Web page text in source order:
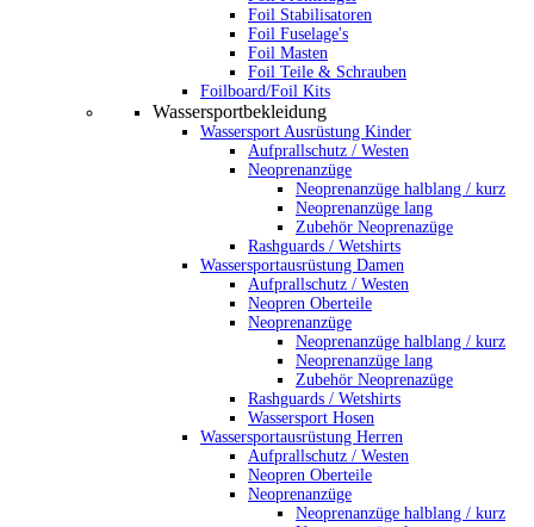
Foil Stabilisatoren
Foil Fuselage's
Foil Masten
Foil Teile & Schrauben
Foilboard/Foil Kits
Wassersportbekleidung
Wassersport Ausrüstung Kinder
Aufprallschutz / Westen
Neoprenanzüge
Neoprenanzüge halblang / kurz
Neoprenanzüge lang
Zubehör Neoprenazüge
Rashguards / Wetshirts
Wassersportausrüstung Damen
Aufprallschutz / Westen
Neopren Oberteile
Neoprenanzüge
Neoprenanzüge halblang / kurz
Neoprenanzüge lang
Zubehör Neoprenazüge
Rashguards / Wetshirts
Wassersport Hosen
Wassersportausrüstung Herren
Aufprallschutz / Westen
Neopren Oberteile
Neoprenanzüge
Neoprenanzüge halblang / kurz